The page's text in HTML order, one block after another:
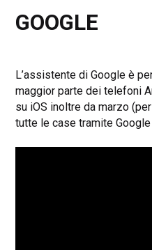
GOOGLE
L’assistente di Google è
maggior parte dei telefoni
su iOS inoltre da marzo
tutte le case tramite Google